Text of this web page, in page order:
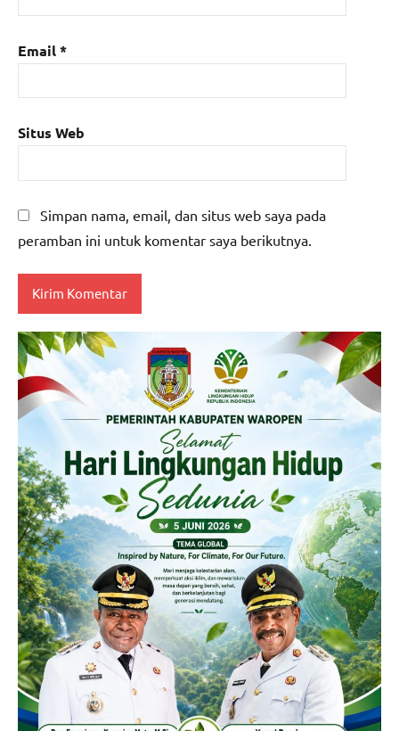
Email*
Situs Web
Simpan nama, email, dan situs web saya pada
peramban ini untuk komentar saya berikutnya.